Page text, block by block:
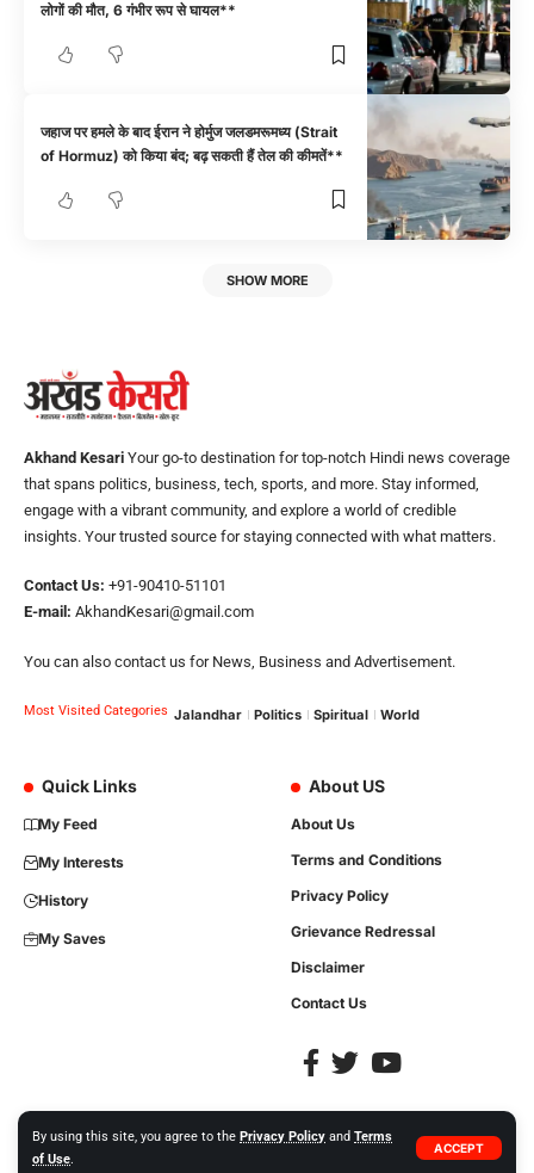
By using this site, you agree to the Privacy Policy and Terms
of Use.
ACCEPT
लोगों की मौत, 6 गंभीर रूप से घायल**
जहाज पर हमले के बाद ईरान ने होर्मुज जलडमरूमध्य (Strait
of Hormuz) को किया बंद; बढ़ सकती हैं तेल की कीमतें**
SHOW MORE
Akhand Kesari Your go-to destination for top-notch Hindi news coverage
that spans politics, business, tech, sports, and more. Stay informed,
engage with a vibrant community, and explore a world of credible
insights. Your trusted source for staying connected with what matters.
Contact Us: +91-90410-51101
E-mail: AkhandKesari@gmail.com
You can also contact us for News, Business and Advertisement.
Most Visited Categories Jalandhar Politics Spiritual World
Quick Links
My Feed
My Interests
History
My Saves
About US
About Us
Terms and Conditions
Privacy Policy
Grievance Redressal
Disclaimer
Contact Us